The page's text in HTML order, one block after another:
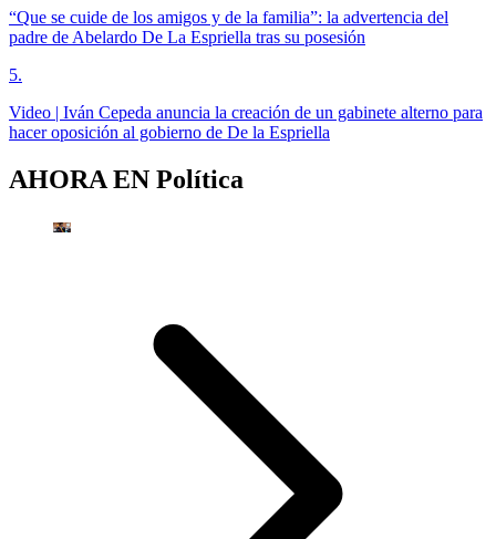
“Que se cuide de los amigos y de la familia”: la advertencia del
padre de Abelardo De La Espriella tras su posesión
5.
Video | Iván Cepeda anuncia la creación de un gabinete alterno para
hacer oposición al gobierno de De la Espriella
AHORA EN Política